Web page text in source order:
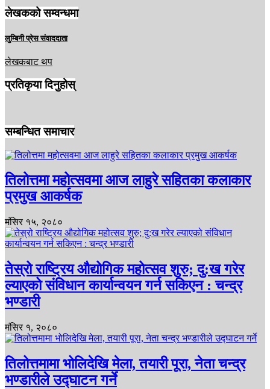
लेखकको सम्वन्धमा
लुम्बिनी प्रेस संवाददाता
लेखकबाट थप
प्रतिकृया दिनुहोस्
सम्बन्धित समाचार
तिलोत्तमा महोत्सवमा आज लाहुरे सहितका कलाकार
प्रमुख आकर्षक
मंसिर १५, २०८०
तेस्रो राष्ट्रिय औद्योगिक महोत्सव शुरु; दु:ख गरेर
ल्याएको संविधान कार्यान्वयन गर्न सकिएन : चन्द्र
भण्डारी
मंसिर १, २०८०
तिलोत्तमामा भोलिदेखि मेला, तयारी पूरा, नेता चन्द्र
भण्डारीले उद्घाटन गर्ने